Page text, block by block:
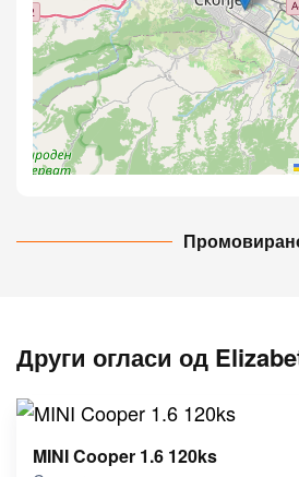
Други огласи од
MINI Cooper 1.6 120ks